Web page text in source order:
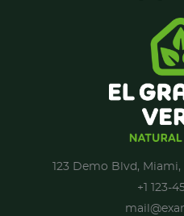
123 Demo Blvd,
+1 123-